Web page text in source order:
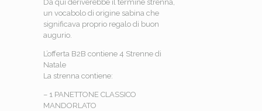
Da qui deriverebbe il termine strenna,
un vocabolo di origine sabina che
significava proprio regalo di buon
augurio.
L’offerta B2B contiene 4 Strenne di
Natale
La strenna contiene:
– 1 PANETTONE CLASSICO
MANDORLATO